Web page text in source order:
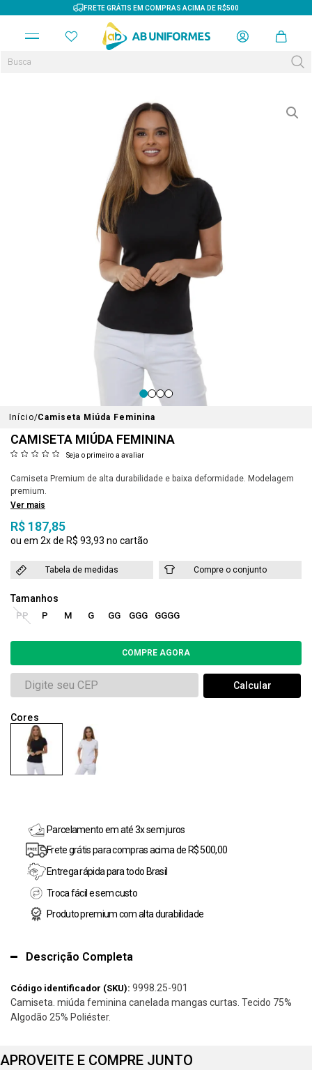
FRETE GRÁTIS EM COMPRAS ACIMA DE R$500
Início Camiseta Miúda Feminina
CAMISETA MIÚDA FEMININA
Seja o primeiro a avaliar
Camiseta Premium de alta durabilidade e baixa deformidade. Modelagem
premium.
Ver mais
R$ 187,85
2x R$ 93,93
Tabela de medidas Compre o conjunto
PP P M G GG GGG GGGG
Parcelamento em até 3x sem juros
Frete grátis para compras acima de R$ 500,00
Entrega rápida para todo Brasil
Troca fácil e sem custo
Produto premium com alta durabilidade
Descrição Completa
Código identificador (SKU): 9998.25-901
Camiseta. miúda feminina canelada mangas curtas. Tecido 75%
Algodão 25% Poliéster.
APROVEITE E COMPRE JUNTO